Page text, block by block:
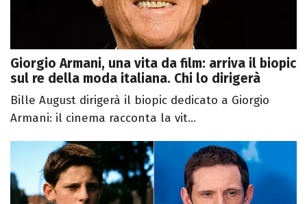
Giorgio Armani, una vita da film: arriva il biopic
sul re della moda italiana. Chi lo dirigerà
Bille August dirigerà il biopic dedicato a Giorgio
Armani: il cinema racconta la vit...